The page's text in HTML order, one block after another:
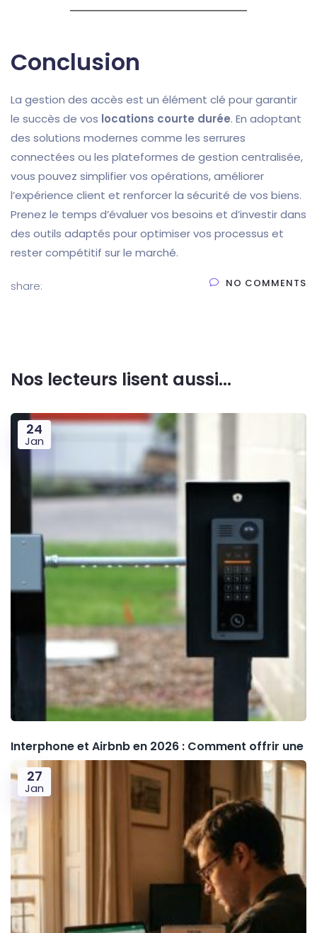
Conclusion
La gestion des accès est un élément clé pour garantir
le succès de vos locations courte durée. En adoptant
des solutions modernes comme les serrures
connectées ou les plateformes de gestion centralisée,
vous pouvez simplifier vos opérations, améliorer
l’expérience client et renforcer la sécurité de vos biens.
Prenez le temps d’évaluer vos besoins et d’investir dans
des outils adaptés pour optimiser vos processus et
rester compétitif sur le marché.
share: NO COMMENTS
Nos lecteurs lisent aussi...
24
Jan
Interphone et Airbnb en 2026 : Comment offrir une
27
Jan